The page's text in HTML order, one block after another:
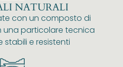
NATURALI
con un composto di
una particolare tecnica
stabili e resistenti